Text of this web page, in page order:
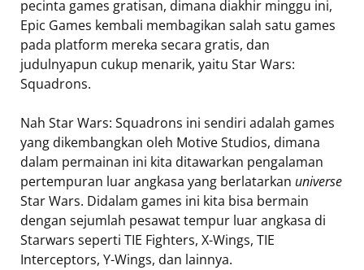
pecinta games gratisan, dimana diakhir minggu ini,
Epic Games kembali membagikan salah satu games
pada platform mereka secara gratis, dan
judulnyapun cukup menarik, yaitu Star Wars:
Squadrons.
Nah Star Wars: Squadrons ini sendiri adalah games
yang dikembangkan oleh Motive Studios, dimana
dalam permainan ini kita ditawarkan pengalaman
pertempuran luar angkasa yang berlatarkan universe
Star Wars. Didalam games ini kita bisa bermain
dengan sejumlah pesawat tempur luar angkasa di
Starwars seperti TIE Fighters, X-Wings, TIE
Interceptors, Y-Wings, dan lainnya.